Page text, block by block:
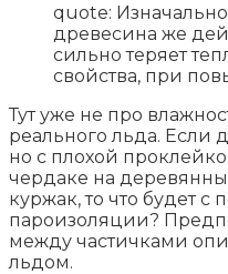
quote:
древесина же
сильно теряет
свойства, при
Тут уже не про
реального льда. Если
но с плохой
чердаке на
куржак, то что будет с
пароизоляции?
между частичками
льдом.